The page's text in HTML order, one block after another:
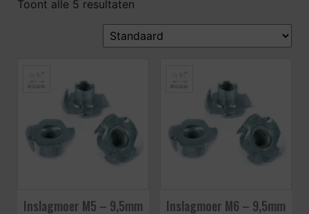
Toont alle 5 resultaten
Inslagmoer M5 – 9,5mm
Inslagmoer M6 – 9,5mm